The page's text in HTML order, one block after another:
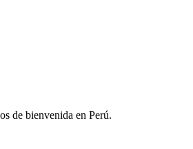
de bienvenida en Perú.